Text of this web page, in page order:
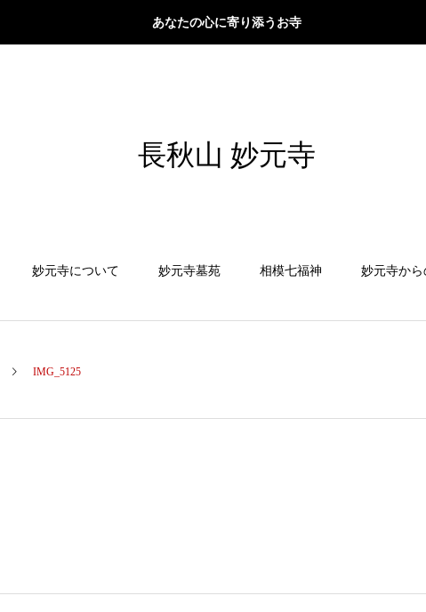
あなたの心に寄り添うお寺
長秋山 妙元寺
妙元寺について 妙元寺墓苑 相模七福神 妙元寺か
IMG_5125